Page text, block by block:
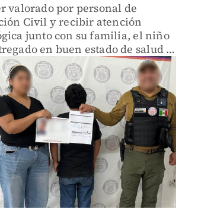
valorado por personal de
Civil y recibir atención
junto con su familia, el niño
en buen estado de salud a